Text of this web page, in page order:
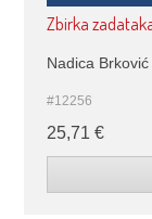
Zbirka
Nadica Brković
#12256
25,71 €